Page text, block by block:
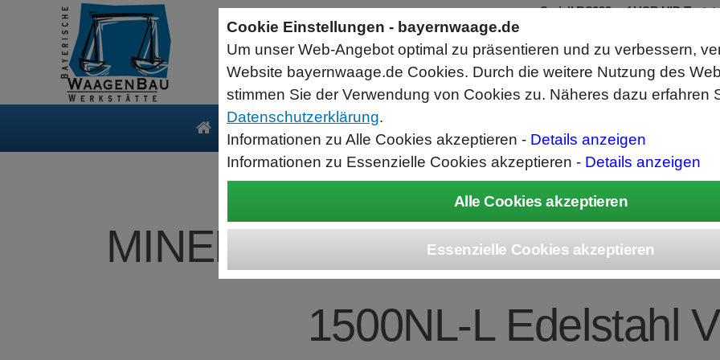
MINEBEA INTEC Combics
1500NL-L Edelstahl
Produkte Service
Sartorius Feuchtebestimmer MA35
jetzt zum Aktionspreis
Der MA35 ist das Einsteigermodell zur schnellen und
zuverlässigen Bestimmung der Materialfeuchte flüssiger, pastöser
und fester Substanzen mit dem Verfahren der Thermogravimetrie.
Wägebereich: 35 g, Ablesbarkeit: 1 mg
Seriell RS232 auf USB HID
RS232 Daten in Computer
Funktioniert wie eine USB Tastatur,
Verwendet Standard USB Tastatur
Datenbearbeitung vor Ausgabe
Cookie Einstellungen - bayernwaage.de
Um unser Web-Angebot optimal zu präsentieren und zu verbessern,
Website bayernwaage.de Cookies. Durch die weitere Nutzung des
stimmen Sie der Verwendung von Cookies zu. Näheres dazu erfahren
Datenschutzerklärung.
Informationen zu Alle Cookies akzeptieren - Details anzeigen
Informationen zu Essenzielle Cookies akzeptieren - Details anzeigen